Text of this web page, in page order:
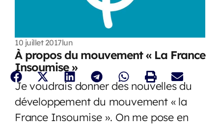
10 juillet 2017lun
À propos du mouvement « La France
Insoumise »
Je voudrais donner des nouvelles du
développement du mouvement « la
France Insoumise ». On me pose en